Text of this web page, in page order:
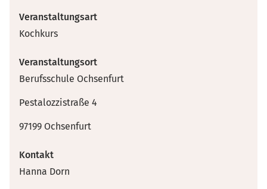
Veranstaltungsart
Kochkurs
Veranstaltungsort
Berufsschule Ochsenfurt
Pestalozzistraße 4
97199 Ochsenfurt
Kontakt
Hanna Dorn